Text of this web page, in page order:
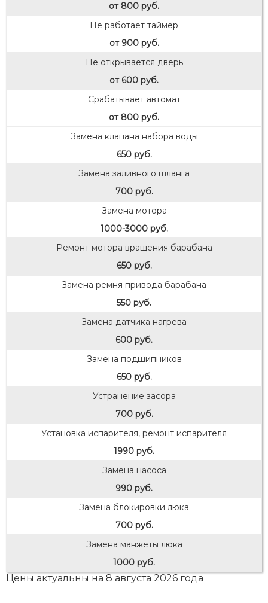
от 800 руб.
Не работает таймер
от 900 руб.
Не открывается дверь
от 600 руб.
Срабатывает автомат
от 800 руб.
Замена клапана набора воды
650 руб.
Замена заливного шланга
700 руб.
Замена мотора
1000-3000 руб.
Ремонт мотора вращения барабана
650 руб.
Замена ремня привода барабана
550 руб.
Замена датчика нагрева
600 руб.
Замена подшипников
650 руб.
Устранение засора
700 руб.
Установка испарителя, ремонт испарителя
1990 руб.
Замена насоса
990 руб.
Замена блокировки люка
700 руб.
Замена манжеты люка
1000 руб.
Цены актуальны на 8 августа 2026 года